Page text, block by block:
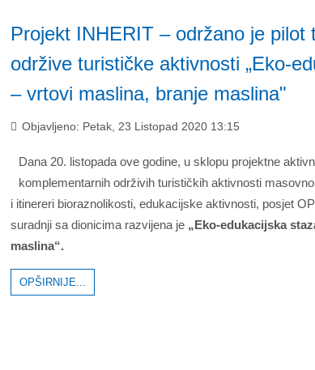
Projekt INHERIT – održano je pilot
održive turističke aktivnosti „Eko-
– vrtovi maslina, branje maslina"
Objavljeno: Petak, 23 Listopad 2020 13:15
Dana 20. listopada ove godine, u sklopu projektne
komplementarnih održivih turističkih aktivnosti
i itinereri bioraznolikosti, edukacijske aktivnosti, posjet
suradnji sa dionicima razvijena je „Eko-edukacijska
maslina“.
OPŠIRNIJE...